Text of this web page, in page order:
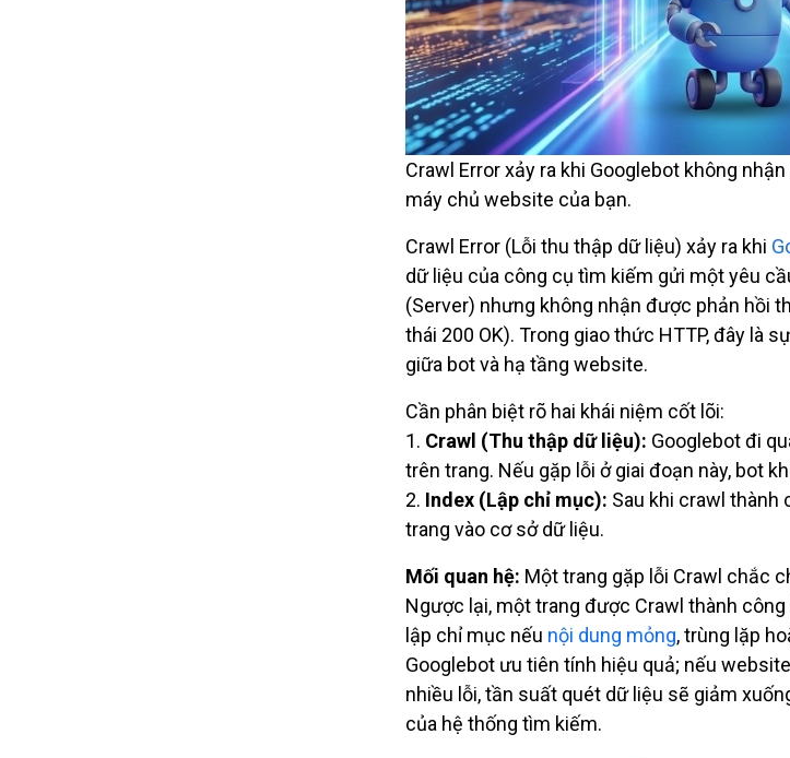
Crawl Error xảy ra khi Googlebot không
máy chủ website của bạn.
Crawl Error (Lỗi thu thập dữ liệu) xảy ra khi
dữ liệu của công cụ tìm kiếm gửi một yêu
(Server) nhưng không nhận được phản hồi
thái 200 OK). Trong giao thức HTTP, đây là
giữa bot và hạ tầng website.
Cần phân biệt rõ hai khái niệm cốt lõi:
1. Crawl (Thu thập dữ liệu): Googlebot đi
trên trang. Nếu gặp lỗi ở giai đoạn này, bot
2. Index (Lập chỉ mục): Sau khi crawl thành
trang vào cơ sở dữ liệu.
Mối quan hệ: Một trang gặp lỗi Crawl chắc
Ngược lại, một trang được Crawl thành
lập chỉ mục nếu nội dung mỏng, trùng lặp
Googlebot ưu tiên tính hiệu quả; nếu
nhiều lỗi, tần suất quét dữ liệu sẽ giảm
của hệ thống tìm kiếm.